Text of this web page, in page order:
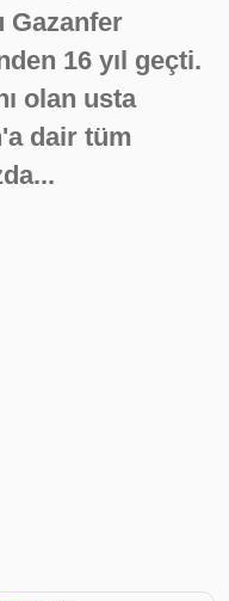
Gazanfer
16 yıl geçti.
olan usta
dair tüm